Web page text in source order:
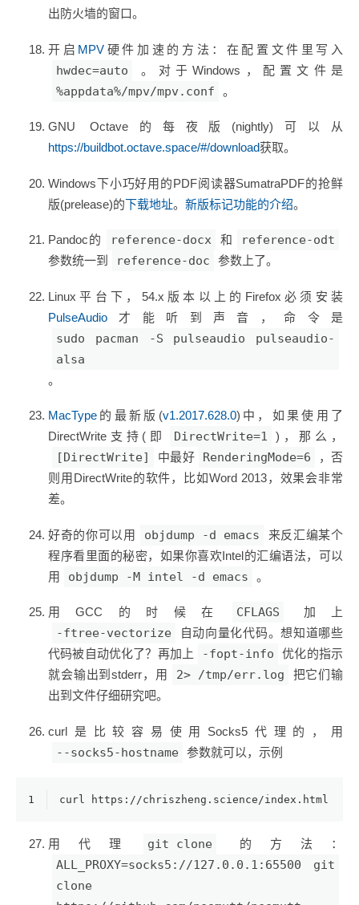
出防火墙的窗口。
开启 MPV 硬件加速的方法：在配置文件里写入
hwdec=auto 。对于Windows，配置文件是
%appdata%/mpv/mpv.conf 。
GNU Octave的每夜版(nightly)可以从
https://buildbot.octave.space/#/download获取。
Windows下小巧好用的PDF阅读器SumatraPDF的抢鲜
版(prelease)的下载地址。 新版标记功能的介绍。
Pandoc的 reference-docx 和 reference-odt
参数统一到 reference-doc 参数上了。
Linux平台下，54.x版本以上的Firefox必须安装
PulseAudio 才能听到声音，命令是
sudo pacman -S pulseaudio pulseaudio-
alsa
。
MacType 的最新版(v1.2017.628.0)中，如果使用了
DirectWrite支持(即
DirectWrite=1 )，那么，
[DirectWrite] 中最好 RenderingMode=6
，否
则用DirectWrite的软件，比如Word 2013，效果会非常
差。
好奇的你可以用 objdump -d emacs
来反汇编某个
程序看里面的秘密，如果你喜欢Intel的汇编语法，可以
用
objdump -M intel -d emacs 。
用GCC的时候在 CFLAGS 加上
-ftree-vectorize
自动向量化代码。想知道哪些
代码被自动优化了？再加上
-fopt-info
优化的指示
就会输出到stderr，用
2> /tmp/err.log
把它们输
出到文件仔细研究吧。
curl是比较容易使用Socks5代理的，用
--socks5-hostname 参数就可以，示例
1 curl https://chriszheng.science/index.html --
用代理 git clone 的方法：
ALL_PROXY=socks5://127.0.0.1:65500 git
clone